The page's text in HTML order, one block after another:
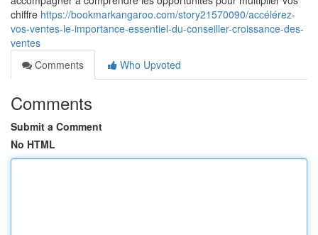
chiffre https://bookmarkangaroo.com/story21570090/accélérez-
vos-ventes-le-importance-essentiel-du-conseiller-croissance-des-
ventes
Comments
Who Upvoted
Comments
Submit a Comment
No HTML